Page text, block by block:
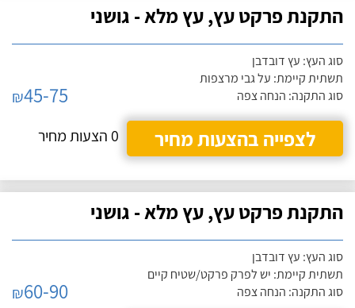
התקנת פרקט עץ, עץ מלא - גושני
סוג העץ: עץ דובדבן
תשתית קיימת: על גבי מרצפות
סוג התקנה: הנחה צפה
₪45-75
לצפייה בהצעות מחיר
0 הצעות מחיר
התקנת פרקט עץ, עץ מלא - גושני
סוג העץ: עץ דובדבן
תשתית קיימת: יש לפרק פרקט/שטיח קיים
סוג התקנה: הנחה צפה
₪60-90